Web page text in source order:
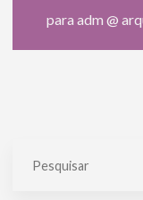
para adm @